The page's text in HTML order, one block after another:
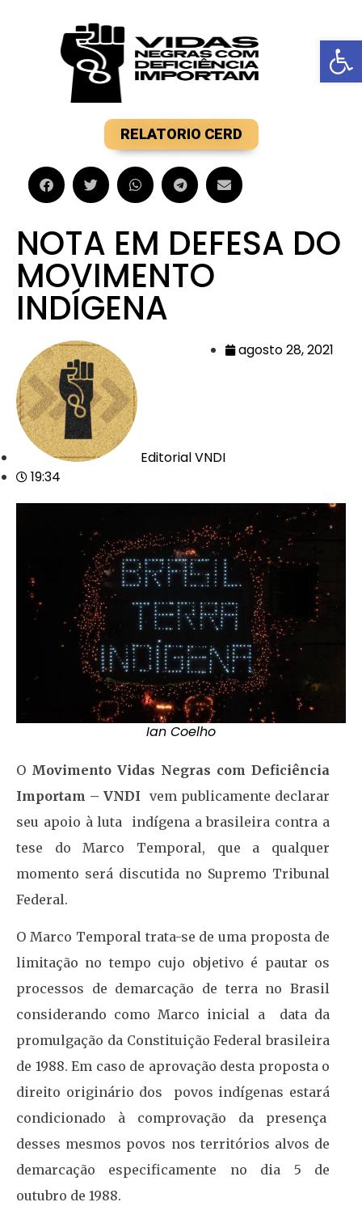
Barra de
RELATORIO CERD
NOTA EM DEFESA DO
MOVIMENTO
INDÍGENA
Editorial VNDI
agosto 28, 2021
19:34
Ian Coelho
O Movimento Vidas Negras com Deficiência
Importam – VNDI vem publicamente declarar
seu apoio à luta indígena a brasileira contra a
tese do Marco Temporal, que a qualquer
momento será discutida no Supremo Tribunal
Federal.
O Marco Temporal trata-se de uma proposta de
limitação no tempo cujo objetivo é pautar os
processos de demarcação de terra no Brasil
considerando como Marco inicial a data da
promulgação da Constituição Federal brasileira
de 1988. Em caso de aprovação desta proposta o
direito originário dos povos indígenas estará
condicionado à comprovação da presença
desses mesmos povos nos territórios alvos de
demarcação especificamente no dia 5 de
outubro de 1988.